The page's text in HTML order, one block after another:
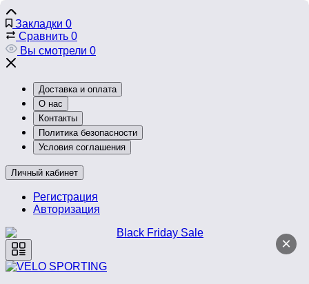
Закладки 0
Сравнить 0
Вы смотрели 0
Доставка и оплата
О нас
Контакты
Политика безопасности
Условия соглашения
Личный кабинет
Регистрация
Авторизация
×